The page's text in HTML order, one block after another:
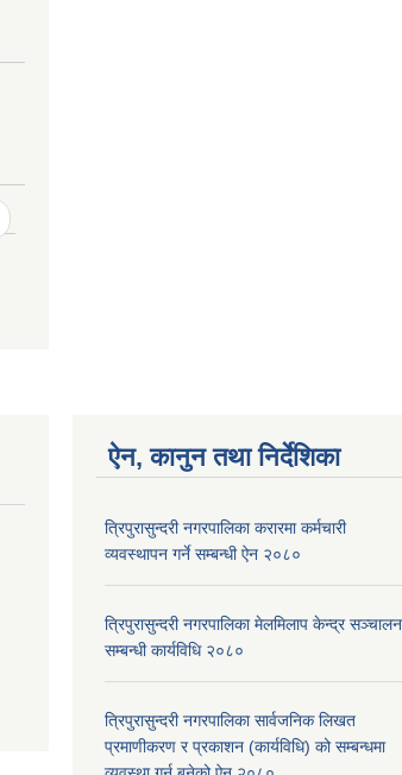
ऐन, कानुन तथा निर्देशिका
त्रिपुरासुन्दरी नगरपालिका करारमा कर्मचारी
व्यवस्थापन गर्ने सम्बन्धी ऐन २०८०
त्रिपुरासुन्दरी नगरपालिका मेलमिलाप केन्द्र सञ्चालन
सम्बन्धी कार्यविधि २०८०
त्रिपुरासुन्दरी नगरपालिका सार्वजनिक लिखत
प्रमाणीकरण र प्रकाशन (कार्यविधि) को सम्बन्धमा